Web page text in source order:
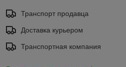
Транспорт продавца
Доставка курьером
Транспортная компания